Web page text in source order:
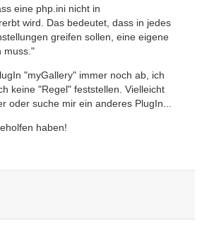
eine php.ini nicht in
wird. Das bedeutet, dass in jedes
greifen sollen, eine eigene
muss."
"myGallery" immer noch ab, ich
keine "Regel" feststellen. Vielleicht
oder suche mir ein anderes PlugIn...
haben!